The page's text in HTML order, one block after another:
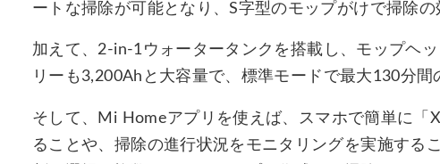
ートな掃除が可能となり、S字型のモップがけで掃除の
加えて、2-in-1ウォータータンクを搭載し、モップヘ
リーも3,200Ahと大容量で、標準モードで最大130分間
そして、Mi Homeアプリを使えば、スマホで簡単に「
ることや、掃除の進行状況をモニタリングを実施する